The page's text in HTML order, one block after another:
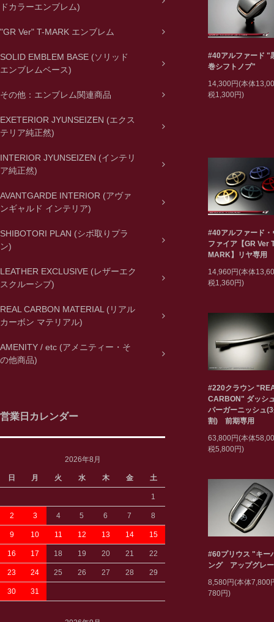
ドカラーエンブレム)
"GR Ver" T-MARK エンブレム
SOLID EMBLEM BASE (ソリッド
エンブレムベース)
その他：エンブレム関連商品
EXETERIOR JYUNSEIZEN (エクス
テリア純正然)
INTERIOR JYUNSEIZEN (インテリ
ア純正然)
AVANTGARDE INTERIOR (アヴァ
ンギャルド インテリア)
SHIBOTORI PLAN (シボ取りプラ
ン)
LEATHER EXCLUSIVE (レザーエク
スクルーシブ)
REAL CARBON MATERIAL (リアル
カーボン マテリアル)
AMENITY / etc (アメニティー・そ
の他商品)
営業日カレンダー
2026年8月
日 月 火 水 木 金 土
1
2 3 4 5 6 7 8
9 10 11 12 13 14 15
16 17 18 19 20 21 22
23 24 25 26 27 28 29
30 31
#40アルファード "
巻シフトノブ"
14,300円(本体
税1,300円)
#40アルファード・
ファイア【GR Ver
MARK】リヤ専用
14,960円(本体
税1,360円)
#220クラウン
CARBON" ダッシ
パーガーニッシュ
割) 前期専用
63,800円(本体
税5,800円)
#60プリウス "キー
ング アップグレ
8,580円(本体7,800
780円)